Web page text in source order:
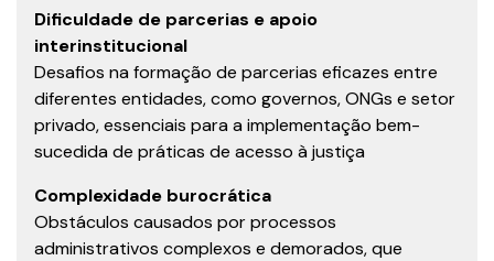
Dificuldade de parcerias e apoio
interinstitucional
Desafios na formação de parcerias eficazes entre
diferentes entidades, como governos, ONGs e setor
privado, essenciais para a implementação bem-
sucedida de práticas de acesso à justiça
Complexidade burocrática
Obstáculos causados por processos
administrativos complexos e demorados, que